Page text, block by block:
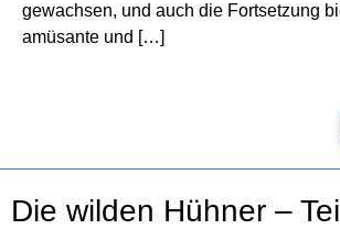
gewachsen, und auch die Fortsetzung
amüsante und […]
Die wilden Hühner –